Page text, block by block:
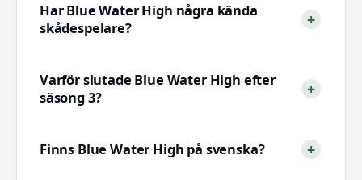
Har Blue Water High några kända
skådespelare?
Varför slutade Blue Water High efter
säsong 3?
Finns Blue Water High på svenska?